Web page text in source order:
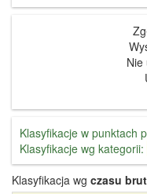
Nie
Klasyfikacje w punktach
Klasyfikacje wg kategorii:
Klasyfikacja wg czasu